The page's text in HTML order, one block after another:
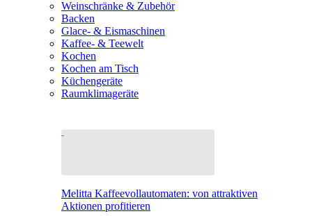
Weinschränke & Zubehör
Backen
Glace- & Eismaschinen
Kaffee- & Teewelt
Kochen
Kochen am Tisch
Küchengeräte
Raumklimageräte
Melitta Kaffeevollautomaten: von attraktiven
Aktionen profitieren